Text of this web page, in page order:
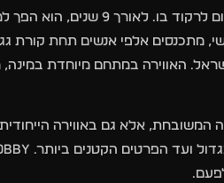
מועדון לובי חיפה מסיבה הוא הרבה
מתכנסים אלפי אנשים תחת קורת
האווירה במתחם מיוחדת
אלא גם באווירה הייחודית